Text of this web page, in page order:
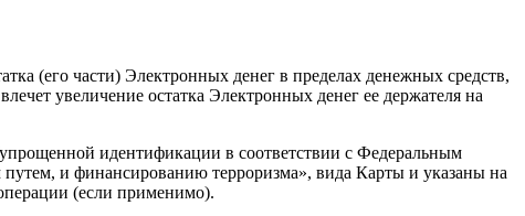
(его части) Электронных денег в пределах денежных средств,
увеличение остатка Электронных денег ее держателя на
идентификации в соответствии с Федеральным
и финансированию терроризма», вида Карты и указаны на
(если применимо).